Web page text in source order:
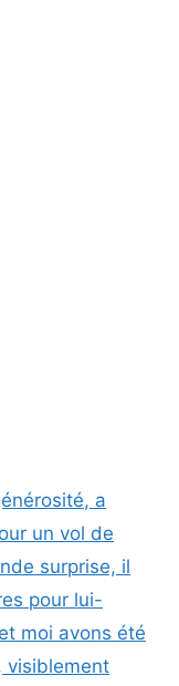
a
un vol de
surprise, il
pour lui-
moi avons été
visiblement